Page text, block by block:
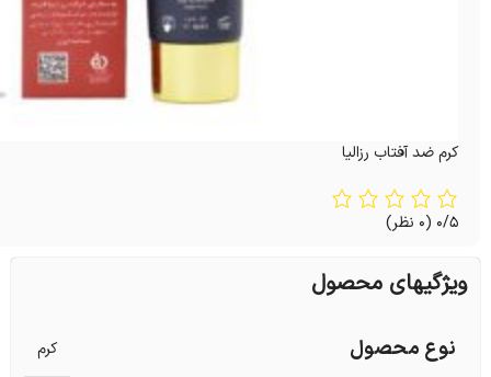
کرم ضد آفتاب رزالیا
0/5 (0 نظر)
ویژگیهای محصول
نوع محصول کرم